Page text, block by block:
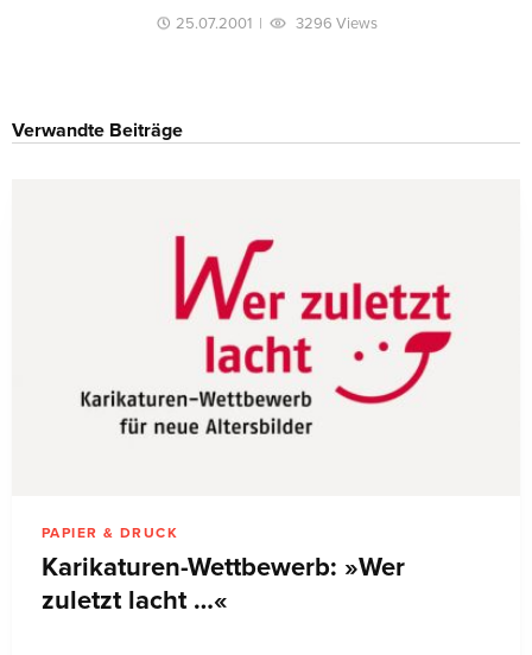
25.07.2001| 3296 Views
Verwandte Beiträge
PAPIER & DRUCK
Karikaturen-Wettbewerb: »Wer
zuletzt lacht …«